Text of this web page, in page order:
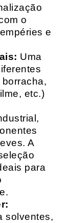
o
e
Uma
etc.)
A
para
solventes,